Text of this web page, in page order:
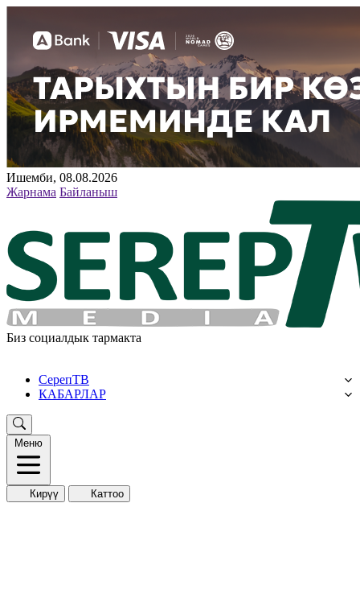
Ишемби, 08.08.2026
Жарнама Байланыш
Биз социалдык тармакта
СерепТВ
КАБАРЛАР
Меню
Кирүү Каттоо